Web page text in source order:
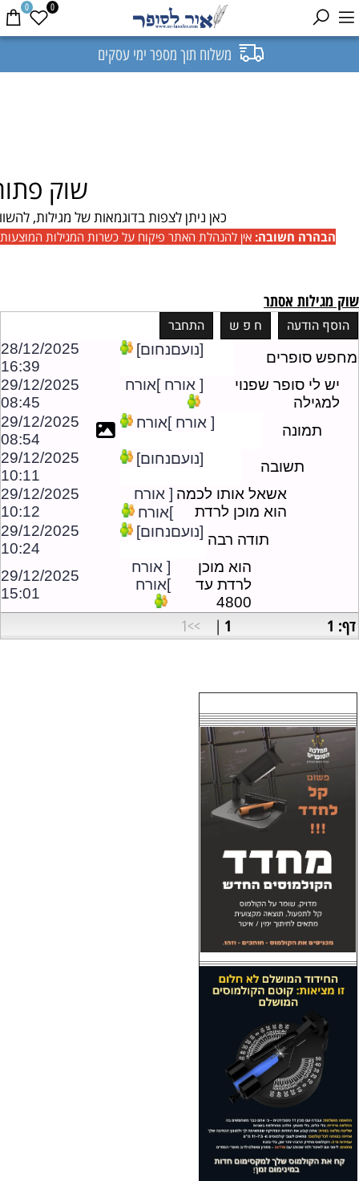
משלוח תוך מספר ימי עסקים
0 0
שוק
כאן ניתן לצפות בדוגמאות של מגילות,
הבהרה חשובה:אין להנהלת האתר פיקוח על כשרות המגילות
שוק מגילות אסתר
מחפש סופרים [נועםנחום]
28/12/2025
16:39
יש לי סופר שפנוי
למגילה
[ אורח ]אורח
29/12/2025
08:45
תמונה
[ אורח ]אורח
29/12/2025
08:54
תשובה
[נועםנחום]
29/12/2025
10:11
אשאל אותו לכמה
הוא מוכן לרדת
[ אורח
]אורח
29/12/2025
10:12
תודה רבה [נועםנחום]
29/12/2025
10:24
הוא מוכן
לרדת עד
4800
[ אורח
]אורח
29/12/2025
15:01
דף: 1 1
|
>>1